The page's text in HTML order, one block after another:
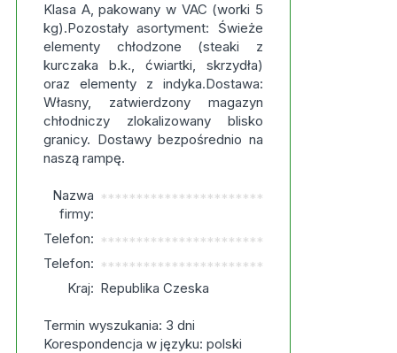
Klasa A, pakowany w VAC (worki 5
kg).Pozostały asortyment: Świeże
elementy chłodzone (steaki z
kurczaka b.k., ćwiartki, skrzydła)
oraz elementy z indyka.Dostawa:
Własny, zatwierdzony magazyn
chłodniczy zlokalizowany blisko
granicy. Dostawy bezpośrednio na
naszą rampę.
Nazwa
firmy:
***********************
Telefon: ***********************
Telefon: ***********************
Kraj: Republika Czeska
Termin wyszukania: 3 dni
Korespondencja w języku: polski